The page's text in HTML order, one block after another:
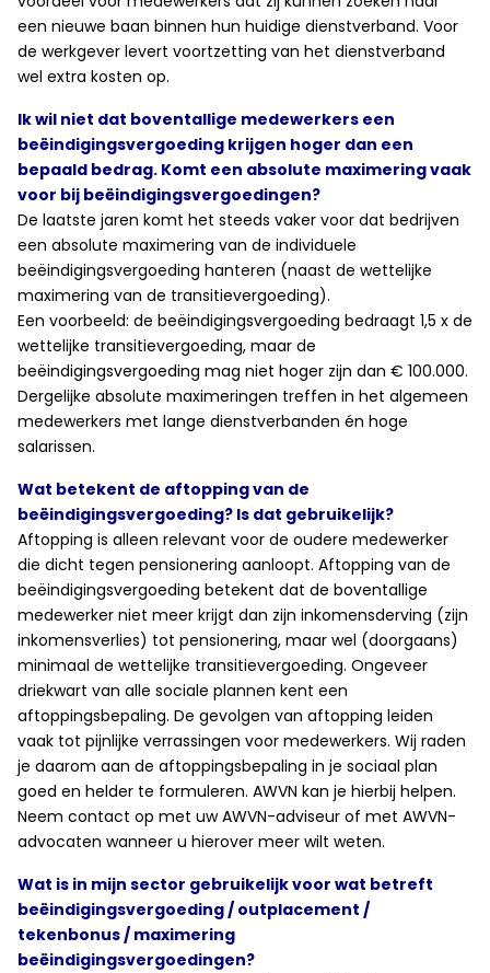
een nieuwe baan binnen hun huidige dienstverband. Voor
de werkgever levert voortzetting van het dienstverband
wel extra kosten op.
Ik wil niet dat boventallige medewerkers een
beëindigingsvergoeding krijgen hoger dan een
bepaald bedrag. Komt een absolute maximering vaak
voor bij beëindigingsvergoedingen?
De laatste jaren komt het steeds vaker voor dat bedrijven
een absolute maximering van de individuele
beëindigingsvergoeding hanteren (naast de wettelijke
maximering van de transitievergoeding).
Een voorbeeld: de beëindigingsvergoeding bedraagt 1,5 x de
wettelijke transitievergoeding, maar de
beëindigingsvergoeding mag niet hoger zijn dan € 100.000.
Dergelijke absolute maximeringen treffen in het algemeen
medewerkers met lange dienstverbanden én hoge
salarissen.
Wat betekent de aftopping van de
beëindigingsvergoeding? Is dat gebruikelijk?
Aftopping is alleen relevant voor de oudere medewerker
die dicht tegen pensionering aanloopt. Aftopping van de
beëindigingsvergoeding betekent dat de boventallige
medewerker niet meer krijgt dan zijn inkomensderving (zijn
inkomensverlies) tot pensionering, maar wel (doorgaans)
minimaal de wettelijke transitievergoeding. Ongeveer
driekwart van alle sociale plannen kent een
aftoppingsbepaling. De gevolgen van aftopping leiden
vaak tot pijnlijke verrassingen voor medewerkers. Wij raden
je daarom aan de aftoppingsbepaling in je sociaal plan
goed en helder te formuleren. AWVN kan je hierbij helpen.
Neem contact op met uw AWVN-adviseur of met AWVN-
advocaten wanneer u hierover meer wilt weten.
Wat is in mijn sector gebruikelijk voor wat betreft
beëindigingsvergoeding / outplacement /
tekenbonus / maximering
beëindigingsvergoedingen?